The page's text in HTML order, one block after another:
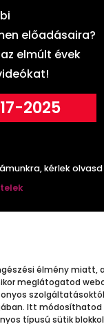
élmény miatt,
meglátogatod
Itt
típusú sütik
előadásaira?
elmúlt évek
2025
kérlek olvasd
Design) x
mellett. A TEDx